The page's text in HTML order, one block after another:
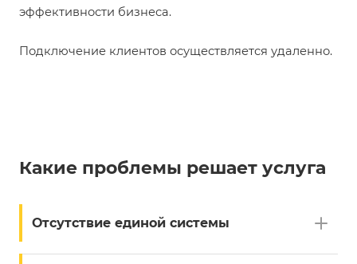
эффективности бизнеса.
Подключение клиентов осуществляется удаленно.
Какие проблемы решает услуга
Отсутствие единой системы